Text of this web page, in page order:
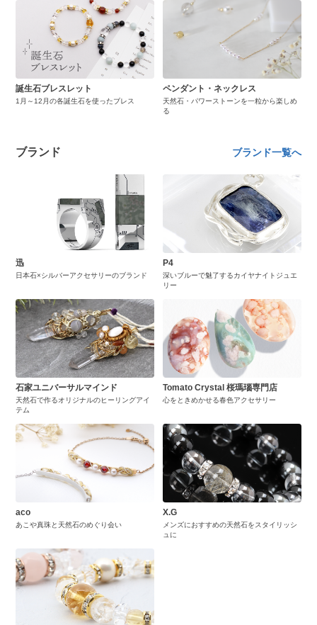
誕生石ブレスレット
1月～12月の各誕生石を使ったブレス
ペンダント・ネックレス
天然石・パワーストーンを一粒から楽しめ
る
ブランド ブランド一覧へ
迅
日本石×シルバーアクセサリーのブランド
P4
深いブルーで魅了するカイヤナイトジュエ
リー
石家ユニバーサルマインド
天然石で作るオリジナルのヒーリングアイ
テム
Tomato Crystal 桜瑪瑙専門店
心をときめかせる春色アクセサリー
aco
あこや真珠と天然石のめぐり会い
X.G
メンズにおすすめの天然石をスタイリッシ
ュに